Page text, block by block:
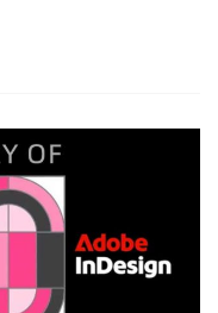
印
發
《全
國
一